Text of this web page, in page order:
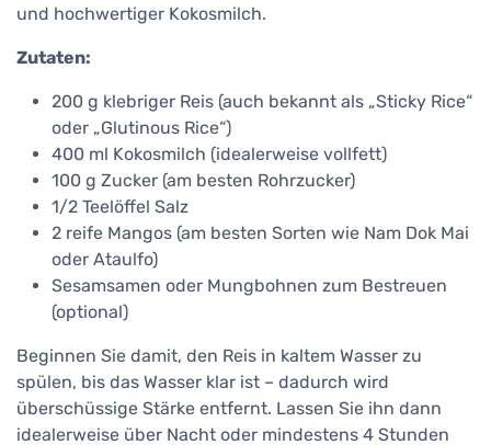
und hochwertiger Kokosmilch.
Zutaten:
200 g klebriger Reis (auch bekannt als „Sticky Rice“
oder „Glutinous Rice“)
400 ml Kokosmilch (idealerweise vollfett)
100 g Zucker (am besten Rohrzucker)
1/2 Teelöffel Salz
2 reife Mangos (am besten Sorten wie Nam Dok Mai
oder Ataulfo)
Sesamsamen oder Mungbohnen zum Bestreuen
(optional)
Beginnen Sie damit, den Reis in kaltem Wasser zu
spülen, bis das Wasser klar ist – dadurch wird
überschüssige Stärke entfernt. Lassen Sie ihn dann
idealerweise über Nacht oder mindestens 4 Stunden